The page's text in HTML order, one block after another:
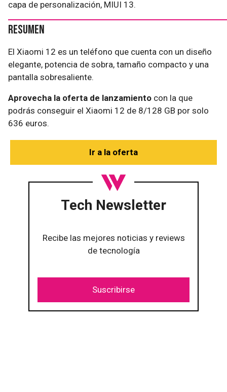
capa de personalización, MIUI 13.
Resumen
El Xiaomi 12 es un teléfono que cuenta con un diseño
elegante, potencia de sobra, tamaño compacto y una
pantalla sobresaliente.
Aprovecha la oferta de lanzamiento con la que
podrás conseguir el Xiaomi 12 de 8/128 GB por solo
636 euros.
Ir a la oferta
Tech Newsletter
Recibe las mejores noticias y reviews
de tecnología
Suscribirse